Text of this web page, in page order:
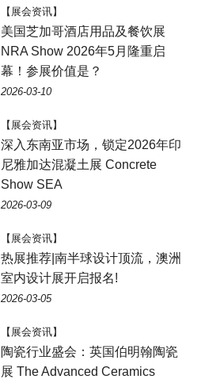
【展会资讯】
美国芝加哥酒店用品及餐饮展
NRA Show 2026年5月隆重启
幕！参展价值是？
2026-03-10
【展会资讯】
深入东南亚市场，锁定2026年印
尼雅加达混凝土展 Concrete
Show SEA
2026-03-09
【展会资讯】
热展推荐|南半球设计顶流，澳洲
室内设计展开启报名!
2026-03-05
【展会资讯】
陶瓷行业盛会：英国伯明翰陶瓷
展 The Advanced Ceramics